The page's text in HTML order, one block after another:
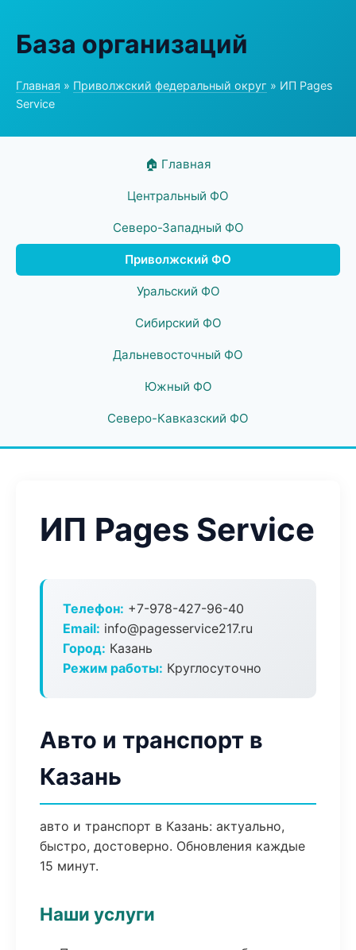
База организаций
Главная » Приволжский федеральный округ » ИП Pages
Service
🏠 Главная
Центральный ФО
Северо-Западный ФО
Приволжский ФО
Уральский ФО
Сибирский ФО
Дальневосточный ФО
Южный ФО
Северо-Кавказский ФО
ИП Pages Service
Телефон: +7-978-427-96-40
Email: info@pagesservice217.ru
Город: Казань
Режим работы: Круглосуточно
Авто и транспорт в
Казань
авто и транспорт в Казань: актуально,
быстро, достоверно. Обновления каждые
15 минут.
Наши услуги